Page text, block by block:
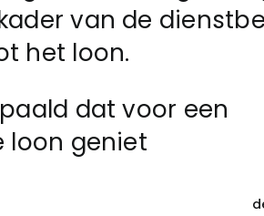
van de
het loon.
dat voor een
loon geniet